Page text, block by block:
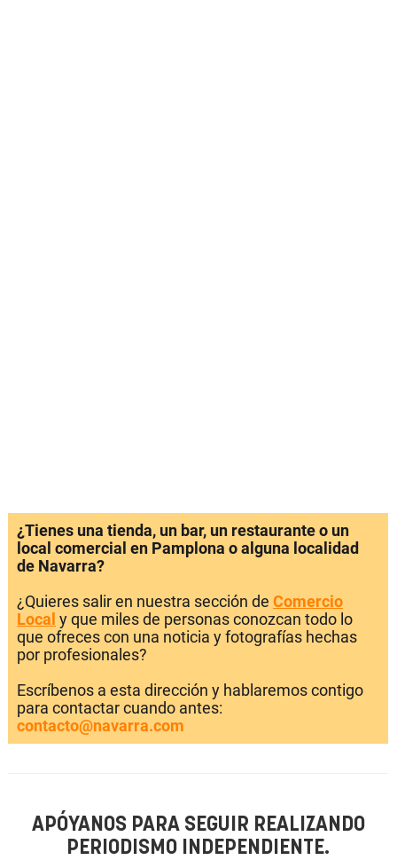
¿Tienes una tienda, un bar, un restaurante o un
local comercial en Pamplona o alguna localidad
de Navarra?
¿Quieres salir en nuestra sección de Comercio
Local y que miles de personas conozcan todo lo
que ofreces con una noticia y fotografías hechas
por profesionales?
Escríbenos a esta dirección y hablaremos contigo
para contactar cuando antes:
contacto@navarra.com
APÓYANOS PARA SEGUIR REALIZANDO
PERIODISMO INDEPENDIENTE.